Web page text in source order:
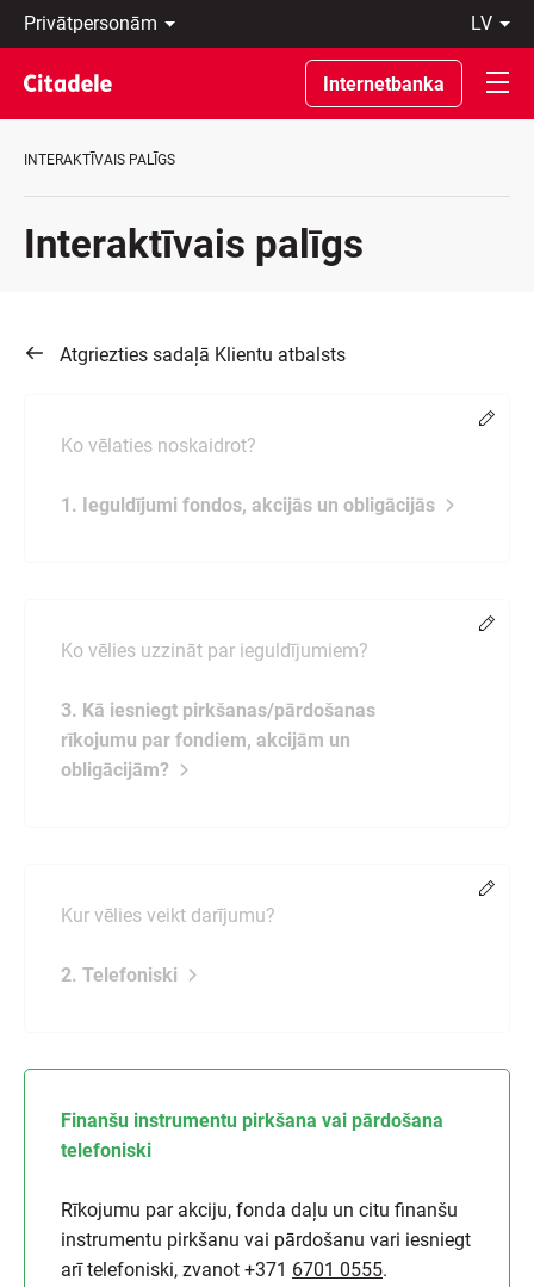
Privātpersonām
Uzņēmumiem
Private
Banking
Par
C
lv
Latviski
По-
русски
In
Internetbanka
INTERAKTĪVAIS PALĪGS
Interaktīvais palīgs
Atgriezties sadaļā Klientu atbalsts
Ko vēlaties noskaidrot?
1. Ieguldījumi fondos, akcijās un obligācijās
Ko vēlies uzzināt par ieguldījumiem?
3. Kā iesniegt pirkšanas/pārdošanas
rīkojumu par fondiem, akcijām un
obligācijām?
Kur vēlies veikt darījumu?
2. Telefoniski
Finanšu instrumentu pirkšana vai pārdošana
telefoniski
Rīkojumu par akciju, fonda daļu un citu finanšu
instrumentu pirkšanu vai pārdošanu vari iesniegt
arī telefoniski, zvanot +371 6701 0555.